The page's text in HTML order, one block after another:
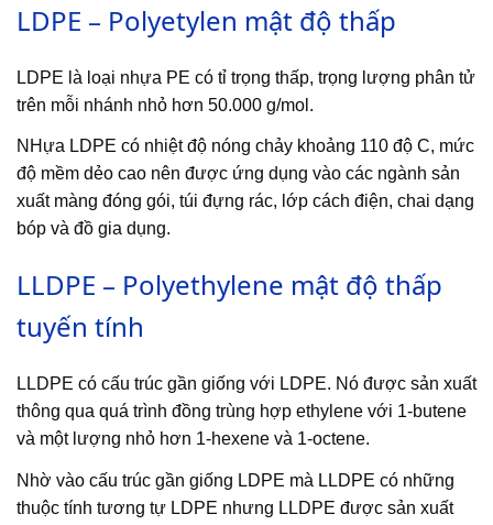
LDPE – Polyetylen mật độ thấp
LDPE là loại nhựa PE có tỉ trọng thấp, trọng lượng phân tử
trên mỗi nhánh nhỏ hơn 50.000 g/mol.
NHựa LDPE có nhiệt độ nóng chảy khoảng 110 độ C, mức
độ mềm dẻo cao nên được ứng dụng vào các ngành sản
xuất màng đóng gói, túi đựng rác, lớp cách điện, chai dạng
bóp và đồ gia dụng.
LLDPE – Polyethylene mật độ thấp
tuyến tính
LLDPE có cấu trúc gần giống với LDPE. Nó được sản xuất
thông qua quá trình đồng trùng hợp ethylene với 1-butene
và một lượng nhỏ hơn 1-hexene và 1-octene.
Nhờ vào cấu trúc gần giống LDPE mà LLDPE có những
thuộc tính tương tự LDPE nhưng LLDPE được sản xuất